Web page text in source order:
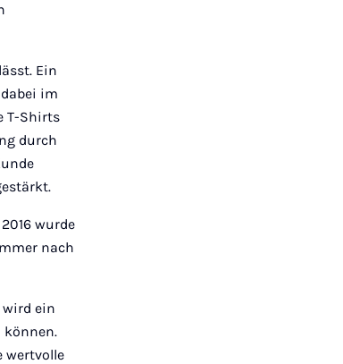
Ein
im
T-Shirts
durch
wurde
nach
wird ein
können.
wertvolle